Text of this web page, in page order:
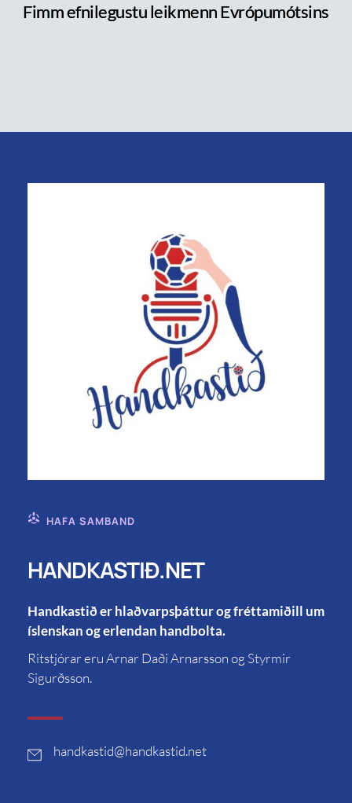
Fimm efnilegustu leikmenn Evrópumótsins
HAFA SAMBAND
HANDKASTIÐ.NET
Handkastið er hlaðvarpsþáttur og fréttamiðill um
íslenskan og erlendan handbolta.
Ritstjórar eru Arnar Daði Arnarsson og Styrmir
Sigurðsson.
handkastid@handkastid.net